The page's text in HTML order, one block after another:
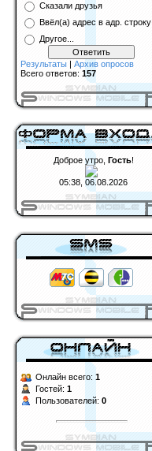
Сказали друзья
Ввёл(а) адрес в адр. строку
Другое...
Результаты | Архив опросов
Всего ответов: 157
Доброе утро, Гость!
05:38, 06.08.2026
Онлайн всего: 1
Гостей: 1
Пользователей: 0